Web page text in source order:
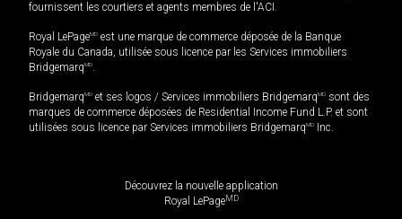
fournissent les courtiers et agents membres de l'ACI.
Royal LePageMD est une marque de commerce déposée de la Banque
Royale du Canada, utilisée sous licence par les Services immobiliers
BridgemarqMD.
BridgemarqMD et ses logos / Services immobiliers BridgemarqMD sont des
marques de commerce déposées de Residential Income Fund L.P. et sont
utilisées sous licence par Services immobiliers BridgemarqMD Inc.
Découvrez la nouvelle application
Royal LePageMD